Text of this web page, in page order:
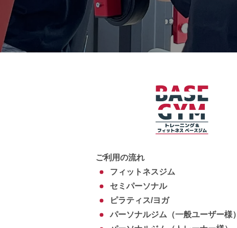
ご利用の流れ
フィットネスジム
セミパーソナル
ピラティス/ヨガ
パーソナルジム（一般ユーザー様）